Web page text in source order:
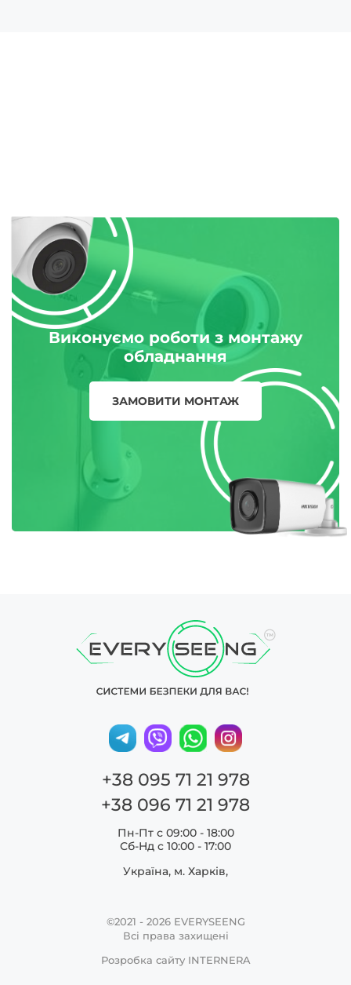
Виконуємо роботи з монтажу
обладнання
ЗАМОВИТИ МОНТАЖ
+38 095 71 21 978
+38 096 71 21 978
Пн-Пт с 09:00 - 18:00
Сб-Нд c 10:00 - 17:00
Україна, м. Харків,
©2021 - 2026 EVERYSEENG
Всі права захищені
Розробка сайту INTERNERA